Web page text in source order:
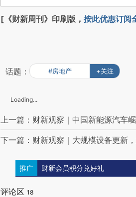
[《财新周刊》印刷版， 按此优惠订阅
话题： #房地产 +关注
Loading...
上一篇：财新观察｜中国新能源汽车
下一篇：财新观察｜大规模设备更新
推广 财新会员积分兑好礼
评论区 18